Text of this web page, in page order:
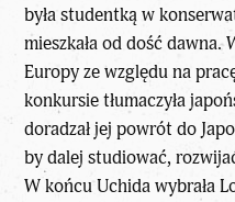
była studentką w
mieszkała od dość dawna.
Europy ze względu na
konkursie tłumaczyła
doradzał jej powrót do
by dalej studiować,
W końcu Uchida wybrała